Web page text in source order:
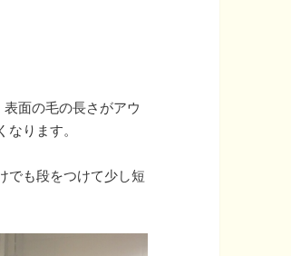
面の毛の長さがアウ
ります。
でも段をつけて少し短